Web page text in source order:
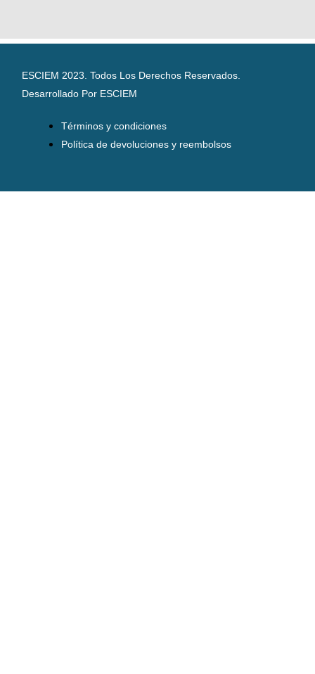
ESCIEM 2023. Todos Los Derechos Reservados.
Desarrollado Por ESCIEM
Términos y condiciones
Política de devoluciones y reembolsos